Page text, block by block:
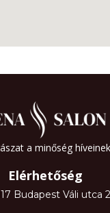
a minőség híveinek
Elérhetőség
Budapest Váli utca